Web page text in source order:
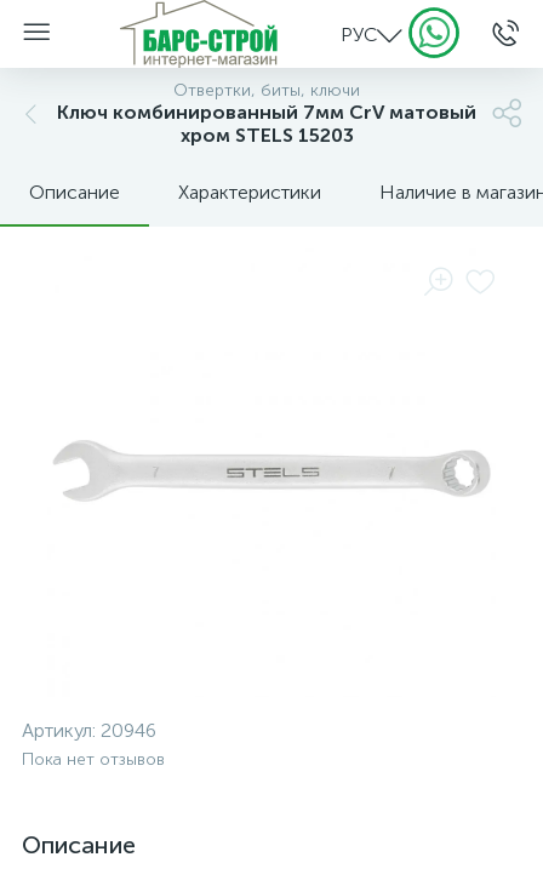
РУС
Отвертки, биты, ключи
Ключ комбинированный 7мм CrV матовый
хром STELS 15203
Описание Характеристики Наличие в
Артикул: 20946
Пока нет отзывов
Описание